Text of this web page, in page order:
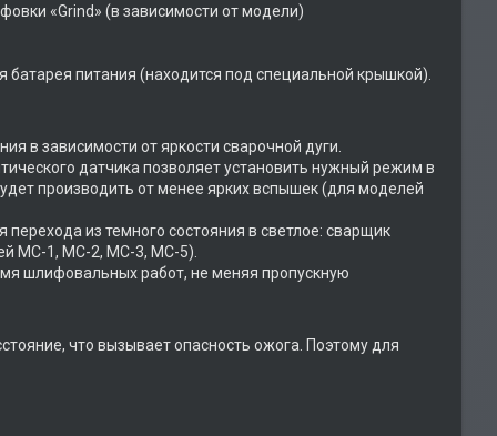
«Grind» (в зависимости от модели)
питания (находится под специальной крышкой).
в зависимости от яркости сварочной дуги.
датчика позволяет установить нужный режим в
производить от менее ярких вспышек (для моделей
из темного состояния в светлое: сварщик
МС-1, МС-2, МС-3, МС-5).
шлифовальных работ, не меняя пропускную
что вызывает опасность ожога. Поэтому для